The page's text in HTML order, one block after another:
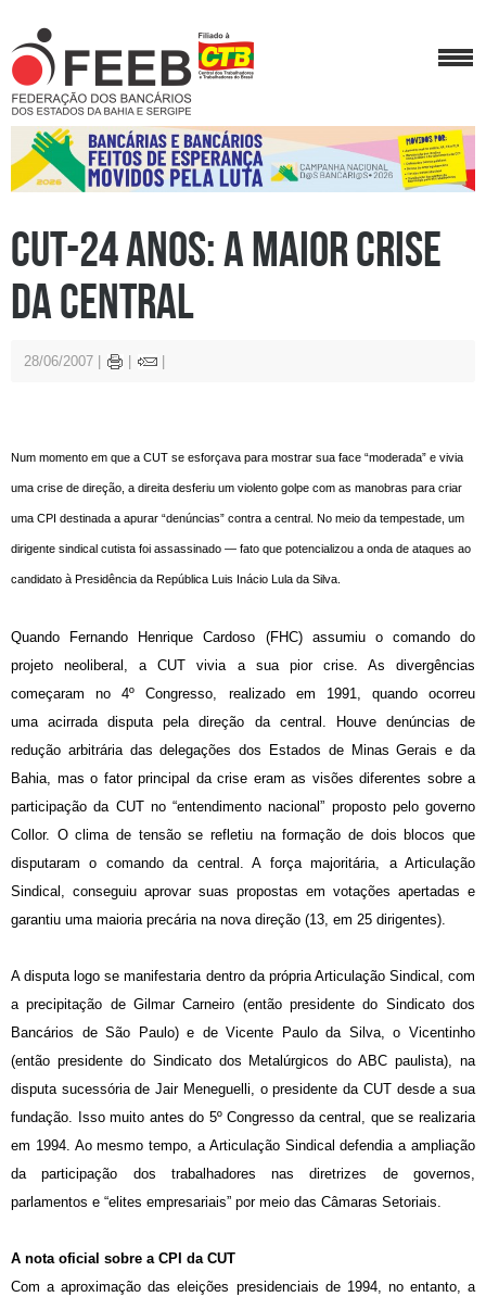
CUT-24 anos: a maior crise
da central
28/06/2007
Num momento em que a CUT se esforçava para mostrar sua face “moderada” e vivia
uma crise de direção, a direita desferiu um violento golpe com as manobras para criar
uma CPI destinada a apurar “denúncias” contra a central. No meio da tempestade, um
dirigente sindical cutista foi assassinado — fato que potencializou a onda de ataques ao
candidato à Presidência da República Luis Inácio Lula da Silva.
Quando Fernando Henrique Cardoso (FHC) assumiu o comando do
projeto neoliberal, a CUT vivia a sua pior crise. As divergências
começaram no 4º Congresso, realizado em 1991, quando ocorreu
uma acirrada disputa pela direção da central. Houve denúncias de
redução arbitrária das delegações dos Estados de Minas Gerais e da
Bahia, mas o fator principal da crise eram as visões diferentes sobre a
participação da CUT no “entendimento nacional” proposto pelo governo
Collor. O clima de tensão se refletiu na formação de dois blocos que
disputaram o comando da central. A força majoritária, a Articulação
Sindical, conseguiu aprovar suas propostas em votações apertadas e
garantiu uma maioria precária na nova direção (13, em 25 dirigentes).
A disputa logo se manifestaria dentro da própria Articulação Sindical, com
a precipitação de Gilmar Carneiro (então presidente do Sindicato dos
Bancários de São Paulo) e de Vicente Paulo da Silva, o Vicentinho
(então presidente do Sindicato dos Metalúrgicos do ABC paulista), na
disputa sucessória de Jair Meneguelli, o presidente da CUT desde a sua
fundação. Isso muito antes do 5º Congresso da central, que se realizaria
em 1994. Ao mesmo tempo, a Articulação Sindical defendia a ampliação
da participação dos trabalhadores nas diretrizes de governos,
parlamentos e “elites empresariais” por meio das Câmaras Setoriais.
A nota oficial sobre a CPI da CUT
Com a aproximação das eleições presidenciais de 1994, no entanto, a